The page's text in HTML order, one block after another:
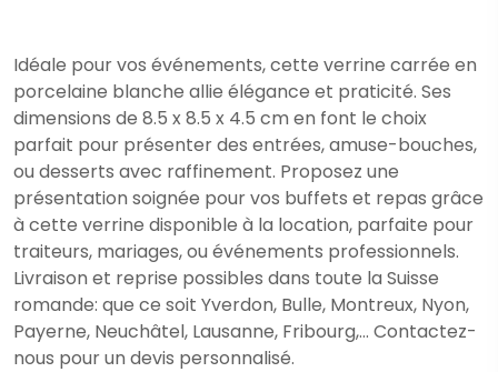
Idéale pour vos événements, cette verrine carrée en
porcelaine blanche allie élégance et praticité. Ses
dimensions de 8.5 x 8.5 x 4.5 cm en font le choix
parfait pour présenter des entrées, amuse-bouches,
ou desserts avec raffinement. Proposez une
présentation soignée pour vos buffets et repas grâce
à cette verrine disponible à la location, parfaite pour
traiteurs, mariages, ou événements professionnels.
Livraison et reprise possibles dans toute la Suisse
romande: que ce soit Yverdon, Bulle, Montreux, Nyon,
Payerne, Neuchâtel, Lausanne, Fribourg,... Contactez-
nous pour un devis personnalisé.